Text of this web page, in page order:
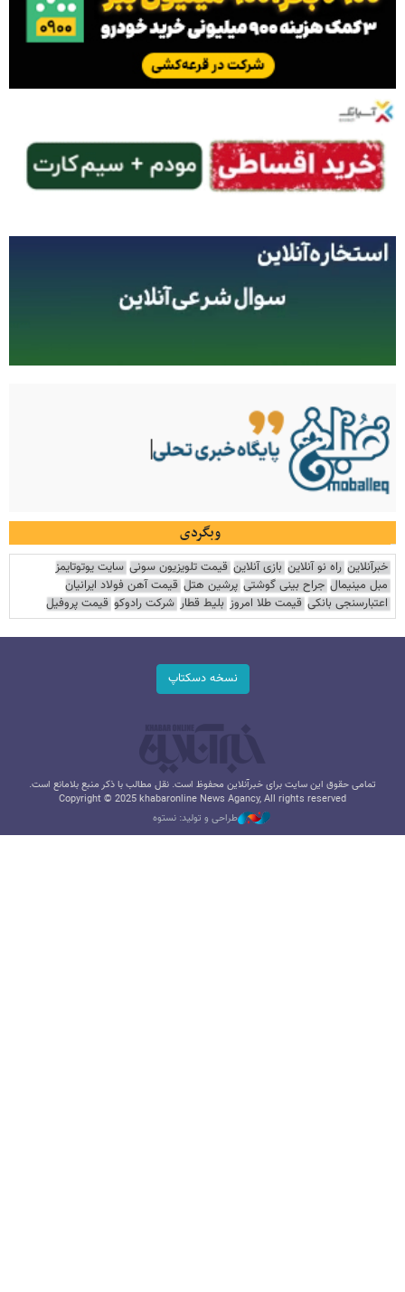
وبگردی
خبرآنلاین راه نو آنلاین بازی آنلاین قیمت تلویزیون سونی سایت یوتوتایمز
مبل مینیمال جراح بینی گوشتی پرشین هتل قیمت آهن فولاد ایرانیان
اعتبارسنجی بانکی قیمت طلا امروز بلیط قطار شرکت رادوکو قیمت پروفیل
نسخه دسکتاپ
تمامی حقوق این سایت برای خبرآنلاین محفوظ است. نقل مطالب با ذکر منبع بلامانع است.
Copyright © 2025 khabaronline News Agancy, All rights reserved
طراحی و تولید: نستوه